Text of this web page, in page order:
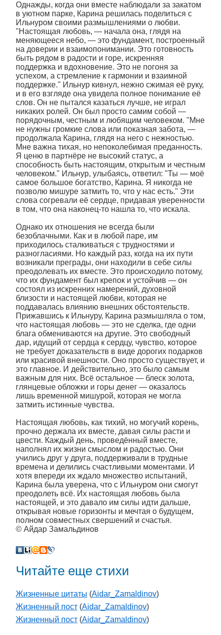
Однажды, когда они вместе наблюдали за закатом
в уютном парке, Карина решилась поделиться с
Ильнуром своими размышлениями о любви.
"Настоящая любовь, — начала она, глядя на
меняющееся небо, — это фундамент, построенный
на доверии и взаимопонимании. Это готовность
быть рядом в радости и горе, искренняя
поддержка и вдохновение. Это не погоня за
успехом, а стремление к гармонии и взаимной
поддержке." Ильнур кивнул, нежно сжимая её руку,
и в его взгляде она увидела полное понимание её
слов. Он не пытался казаться лучше, не играл
никаких ролей. Он был просто самим собой —
порядочным, честным и любящим человеком. "Мне
не нужны громкие слова или показная забота, —
продолжала Карина, глядя на него с нежностью.
Мне важна тихая, но непоколебимая преданность.
Я ценю в партнёре не высокий статус, а
способность быть настоящим, открытым и честным
человеком." Ильнур, улыбаясь, ответил: "Ты — моё
самое большое богатство, Карина. Я никогда не
позволю мишуре затмить то, что у нас есть." Эти
слова согревали её сердце, придавая уверенности
в том, что она наконец-то нашла то, что искала.
Однако их отношения не всегда были
безоблачными. Как и в любой паре, им
приходилось сталкиваться с трудностями и
разногласиями. Но каждый раз, когда на их пути
возникали преграды, они находили в себе силы
преодолевать их вместе. Это происходило потому,
что их фундамент был крепок и устойчив — он
состоял из искренних намерений, духовной
близости и настоящей любви, которая не
поддавалась влиянию внешних обстоятельств.
Прижавшись к Ильнуру, Карина размышляла о том,
что настоящая любовь — это не сделка, где одни
блага обмениваются на другие. Это свободный
дар, идущий от сердца к сердцу, чувство, которое
не требует доказательств в виде дорогих подарков
или красивой внешности. Оно просто существует, и
это главное. И действительно, это было самым
важным для них. Всё остальное — блеск золота,
глянцевые обложки и горы денег — оказалось
лишь временной мишурой, которая не могла
затмить истинные чувства.
Настоящая любовь, как тихий, но могучий корень,
прочно держала их вместе, давая силы расти и
цвести. Каждый день, проведённый вместе,
наполнял их жизни смыслом и радостью. Они
учились друг у друга, поддерживали в трудные
времена и делились счастливыми моментами. И
хотя впереди их ждало множество испытаний,
Карина была уверена, что с Ильнуром они смогут
преодолеть всё. Их настоящая любовь была
настоящей, и это давало им силы идти дальше,
открывая новые горизонты и мечтая о будущем,
полном совместных свершений и счастья.
© Айдар Замальдинов
Читайте еще стихи
Жизненные цитаты (Aidar_Zamaldinov)
Жизненный пост (Aidar_Zamaldinov)
Жизненный пост (Aidar_Zamaldinov)